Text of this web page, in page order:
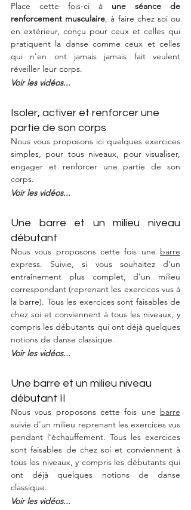
Place cette fois-ci à une séance de
renforcement musculaire, à faire chez soi ou
en extérieur, conçu pour ceux et celles qui
pratiquent la danse comme ceux et celles
qui n'en ont jamais jamais fait veulent
réveiller leur corps.
Voir les vidéos...
Isoler, activer et renforcer une
partie de son corps
Nous vous proposons ici quelques exercices
simples, pour tous niveaux, pour visualiser,
engager et renforcer une partie de son
corps.
Voir les vidéos...
Une barre et un milieu niveau
débutant
Nous vous proposons cette fois une barre
express. Suivie, si vous souhaitez d'un
entraînement plus complet, d'un milieu
correspondant (reprenant les exercices vus à
la barre). Tous les exercices sont faisables de
chez soi et conviennent à tous les niveaux, y
compris les débutants qui ont déjà quelques
notions de danse classique.
Voir les vidéos...
Une barre et un milieu niveau
débutant II
Nous vous proposons cette fois une barre
suivie d'un milieu reprenant les exercices vus
pendant l'échauffement. Tous les exercices
sont faisables de chez soi et conviennent à
tous les niveaux, y compris les débutants qui
ont déjà quelques notions de danse
classique.
Voir les vidéos...